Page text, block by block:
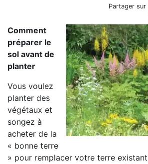
Sol 101 (3/3) - Comment
Partager sur
Comment
préparer le
sol avant de
planter
Vous voulez
planter des
végétaux et
songez à
acheter de la
« bonne terre
» pour remplacer votre terre